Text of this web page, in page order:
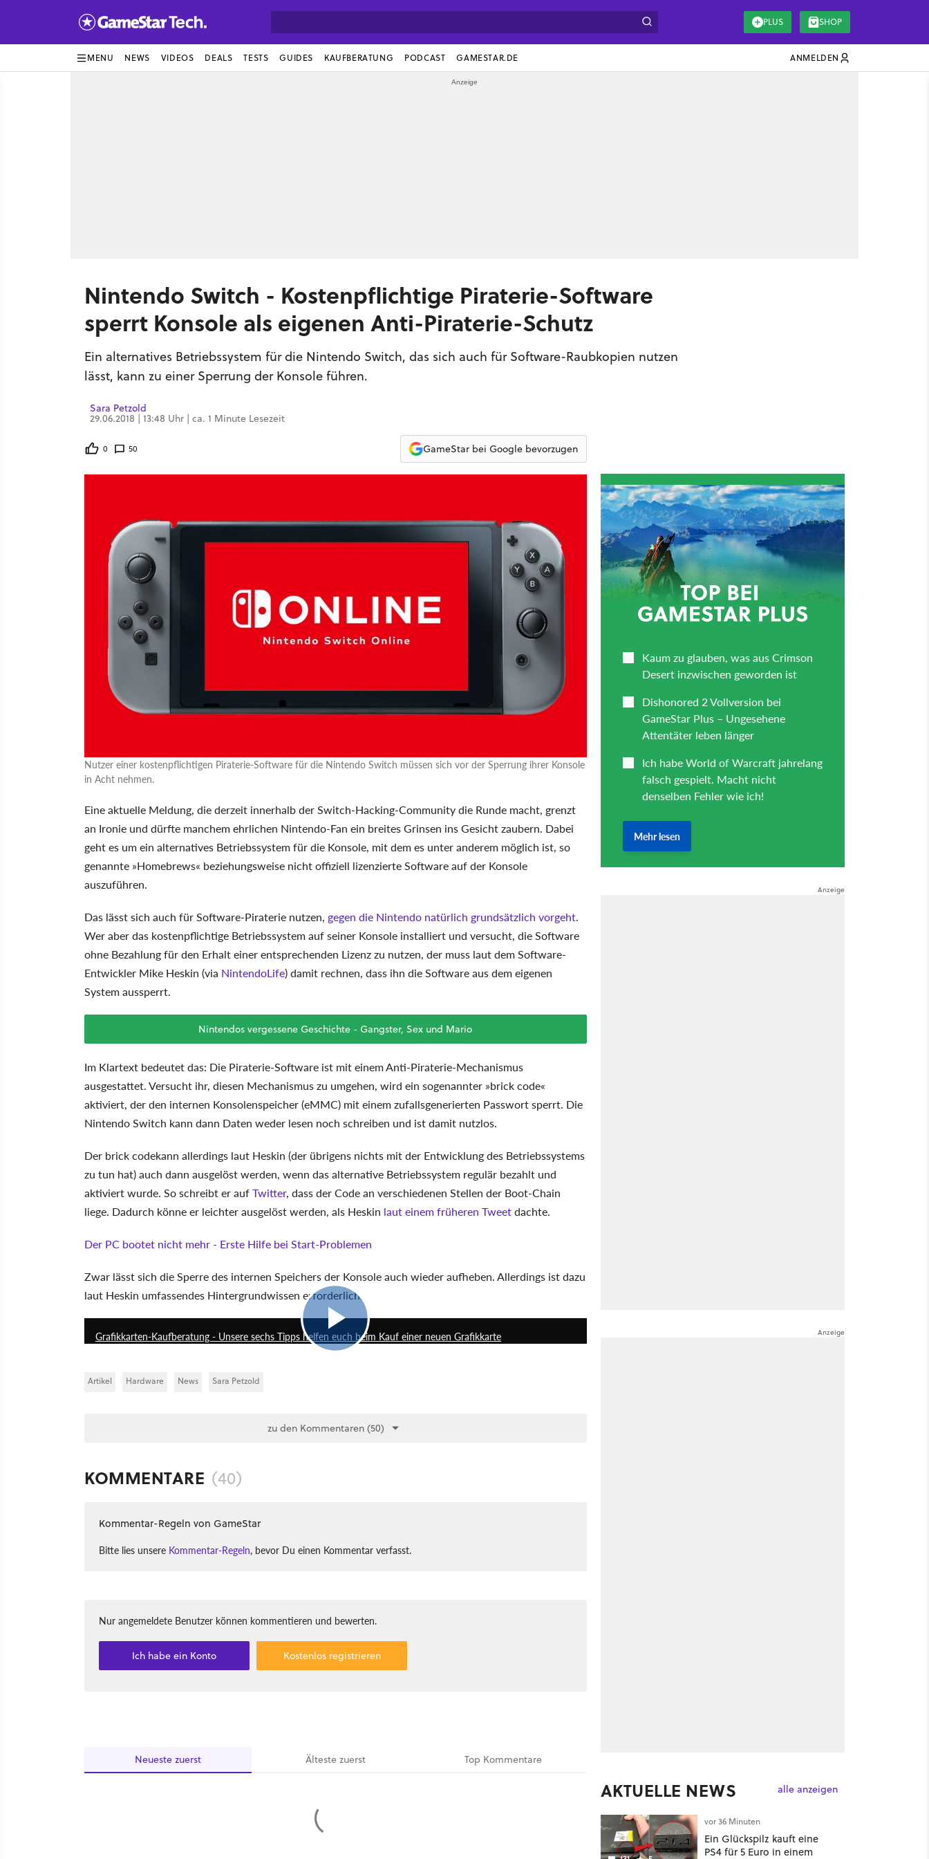
PLUS SHOP
MENU NEWS VIDEOS DEALS TESTS GUIDES KAUFBERATUNG PODCAST GAMESTAR.DE ANMELDEN
Nintendo Switch - Kostenpflichtige Piraterie-Software
sperrt Konsole als eigenen Anti-Piraterie-Schutz
Ein alternatives Betriebssystem für die Nintendo Switch, das sich auch für Software-Raubkopien nutzen
lässt, kann zu einer Sperrung der Konsole führen.
Sara Petzold
29.06.2018 | 13:48 Uhr | ca. 1 Minute Lesezeit
0 50 GameStar bei Google bevorzugen
Nutzer einer kostenpflichtigen Piraterie-Software für die Nintendo Switch müssen sich vor der Sperrung ihrer Konsole
in Acht nehmen.
Eine aktuelle Meldung, die derzeit innerhalb der Switch-Hacking-Community die Runde macht, grenzt
an Ironie und dürfte manchem ehrlichen Nintendo-Fan ein breites Grinsen ins Gesicht zaubern. Dabei
geht es um ein alternatives Betriebssystem für die Konsole, mit dem es unter anderem möglich ist, so
genannte »Homebrews« beziehungsweise nicht offiziell lizenzierte Software auf der Konsole
auszuführen.
Das lässt sich auch für Software-Piraterie nutzen, gegen die Nintendo natürlich grundsätzlich vorgeht.
Wer aber das kostenpflichtige Betriebssystem auf seiner Konsole installiert und versucht, die Software
ohne Bezahlung für den Erhalt einer entsprechenden Lizenz zu nutzen, der muss laut dem Software-
Entwickler Mike Heskin (via NintendoLife) damit rechnen, dass ihn die Software aus dem eigenen
System aussperrt.
Nintendos vergessene Geschichte - Gangster, Sex und Mario
Im Klartext bedeutet das: Die Piraterie-Software ist mit einem Anti-Piraterie-Mechanismus
ausgestattet. Versucht ihr, diesen Mechanismus zu umgehen, wird ein sogenannter »brick code«
aktiviert, der den internen Konsolenspeicher (eMMC) mit einem zufallsgenerierten Passwort sperrt. Die
Nintendo Switch kann dann Daten weder lesen noch schreiben und ist damit nutzlos.
Der brick codekann allerdings laut Heskin (der übrigens nichts mit der Entwicklung des Betriebssystems
zu tun hat) auch dann ausgelöst werden, wenn das alternative Betriebssystem regulär bezahlt und
aktiviert wurde. So schreibt er aufTwitter, dass der Code an verschiedenen Stellen der Boot-Chain
liege. Dadurch könne er leichter ausgelöst werden, als Heskin laut einem früheren Tweetdachte.
Der PC bootet nicht mehr - Erste Hilfe bei Start-Problemen
Zwar lässt sich die Sperre des internen Speichers der Konsole auch wieder aufheben. Allerdings ist dazu
laut Heskin umfassendes Hintergrundwissen erforderlich.
Grafikkarten-Kaufberatung - Unsere sechs Tipps helfen euch beim Kauf einer neuen Grafikkarte
Artikel Hardware News Sara Petzold
zu den Kommentaren (50)
KOMMENTARE (40)
Kommentar-Regeln von GameStar
Bitte lies unsere Kommentar-Regeln, bevor Du einen Kommentar verfasst.
Nur angemeldete Benutzer können kommentieren und bewerten.
Ich habe ein Konto Kostenlos registrieren
Neueste zuerst Ältestezuerst Top Kommentare
AKTUELLE NEWS alle anzeigen
vor 36 Minuten
Ein Glückspilz kauft eine
PS4 für 5 Euro in einem